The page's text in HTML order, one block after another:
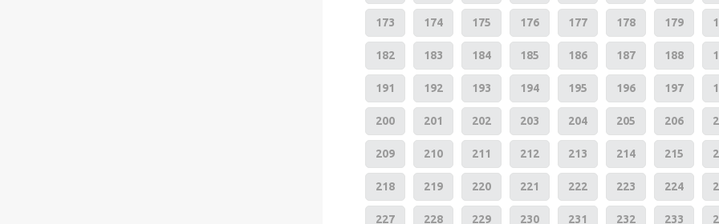
173 174 175 176 177 178 179
182 183 184 185 186 187 188
191 192 193 194 195 196 197
200 201 202 203 204 205 206
209 210 211 212 213 214 215
218 219 220 221 222 223 224
227 228 229 230 231 232 233